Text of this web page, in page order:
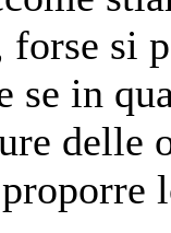
forse si
se in
delle